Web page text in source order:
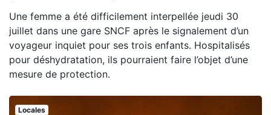
Une femme a été difficilement interpellée jeudi 30
juillet dans une gare SNCF après le signalement d’un
voyageur inquiet pour ses trois enfants. Hospitalisés
pour déshydratation, ils pourraient faire l’objet d’une
mesure de protection.
Locales